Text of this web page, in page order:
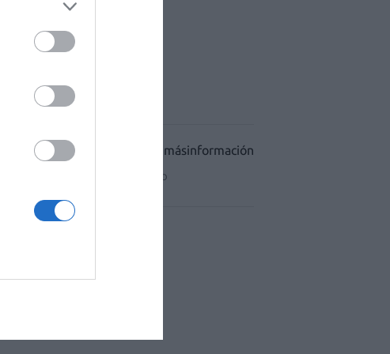
EL FARMACÉUTICO HOSPITALES
CONDICIONES DE USO